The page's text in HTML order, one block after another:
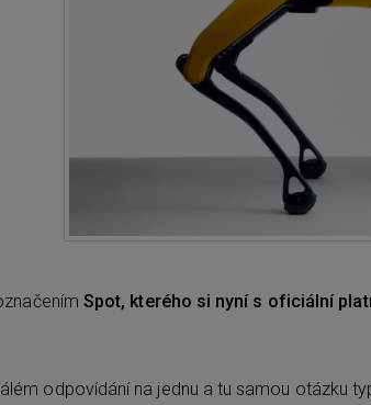
Spot, kterého si nyní s oficiální
odpovídání na jednu a tu samou otázku